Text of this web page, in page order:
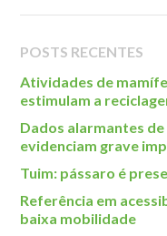
Notícias
Na mídia
Contato
Contato
Como chegar
POSTS RECENTES
Atividades de
estimulam a
Dados alarmantes
evidenciam grave
Tuim: pássaro é
Referência em
baixa mobilidade